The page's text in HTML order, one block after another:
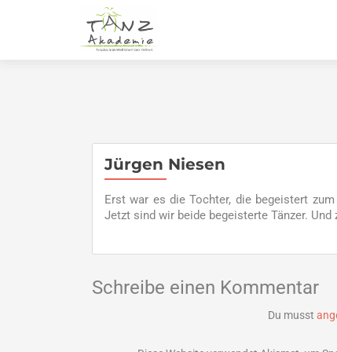
Jürgen Niesen
Erst war es die Tochter, die begeistert
Jetzt sind wir beide begeisterte Tänzer.
Schreibe einen Kommentar
Du musst